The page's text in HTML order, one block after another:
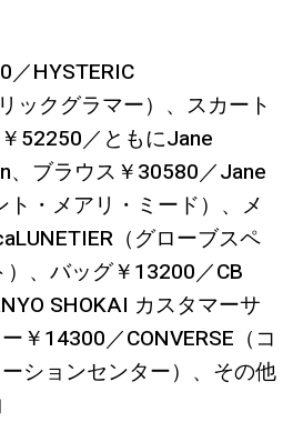
HYSTERIC
ックグラマー）、スカート
52250／ともにJane
、ブラウス￥30580／Jane
・メアリ・ミード）、メ
（グローブスペ
、バッグ￥13200／CB
SHOKAI カスタマーサ
￥14300／CONVERSE（コ
ションセンター）、その他